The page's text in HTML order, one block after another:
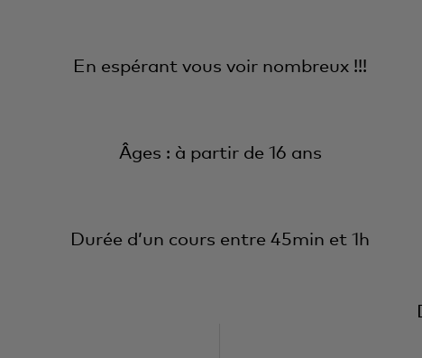
En espérant vous voir nombreux !!!
Âges : à partir de 16 ans
Durée d’un cours entre 45min et 1h